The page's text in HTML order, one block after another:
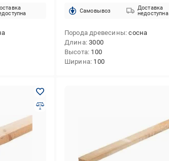
Cамовывоз
Доставка
недоступна
Порода древесины сосна
Длина 3000
Высота 100
Ширина 100